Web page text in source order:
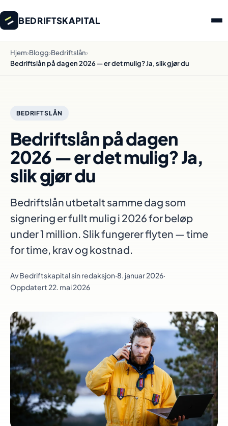
BEDRIFTSKAPITAL
Hjem›Blogg›Bedriftslån›
Bedriftslån på dagen 2026 — er det mulig? Ja, slik gjør du
BEDRIFTSLÅN
Bedriftslån på dagen
2026 — er det mulig? Ja,
slik gjør du
Bedriftslån utbetalt samme dag som
signering er fullt mulig i 2026 for beløp
under 1 million. Slik fungerer flyten — time
for time, krav og kostnad.
AvBedriftskapital sin redaksjon·8. januar 2026·
Oppdatert 22. mai 2026